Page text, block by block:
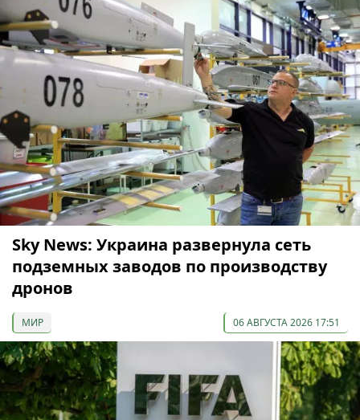
Sky News: Украина развернула сеть
подземных заводов по производству
дронов
МИР 06 АВГУСТА 2026 17:51